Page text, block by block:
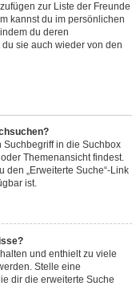
zur Liste der Freunde
kannst du im persönlichen
du deren
sie auch wieder von den
Suchbegriff in die Suchbox
Themenansicht findest.
den „Erweiterte Suche“-Link
ist.
und enthielt zu viele
Stelle eine
dir die erweiterte Suche